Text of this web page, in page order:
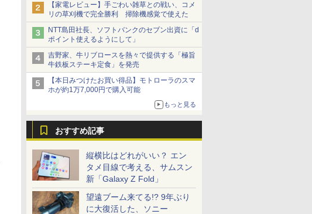
【家電レビュー】手ごわい雑草との戦い、コメ
リの草刈機で完全勝利 掃除機感覚で使えた
NTT島田社長、ソフトバンクのセブン出資に「d
ポイント使えるようにして」
吉野家、牛リブロースを熱々で提供する「極旨
牛鉄板ステーキ定食」を発売
【本日みつけたお買い得品】モトローラのスマ
ホが約1万7,000円で購入可能
もっと見る
おすすめ記事
縦横比はどれがいい？ エン
タメ目線で考える、サムスン
新「Galaxy Z Fold」
望遠ブーム来てる!? 9年ぶり
に大復活した、ソニー